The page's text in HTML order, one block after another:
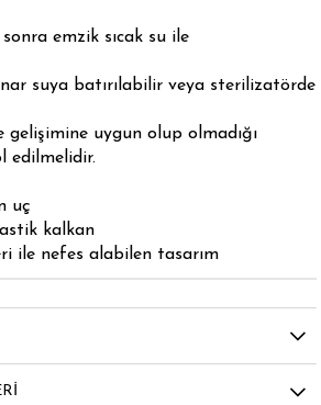
emzik sıcak su ile
suya batırılabilir veya sterilizatörde
gelişimine uygun olup olmadığı
edilmelidir.
uç
kalkan
ile nefes alabilen tasarım